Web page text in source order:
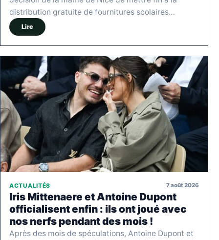
distribution gratuite de fournitures scolaires…
Lire
ACTUALITÉS 7 août 2026
Iris Mittenaere et Antoine Dupont
officialisent enfin : ils ont joué avec
nos nerfs pendant des mois !
Après des mois de spéculations, Antoine Dupont et